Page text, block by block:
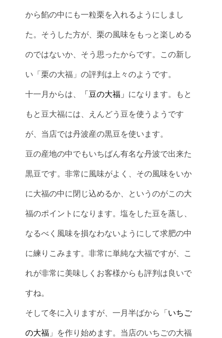
から餡の中にも一粒栗を入れるようにしまし
た。そうした方が、栗の風味をもっと楽しめる
のではないか、そう思ったからです。この新し
い「栗の大福」の評判は上々のようです。
十一月からは、 「豆の大福」 になります。もと
もと豆大福には、えんどう豆を使うようです
が、当店では丹波産の黒豆を使います。
豆の産地の中でもいちばん有名な丹波で出来た
黒豆です。非常に風味がよく、その風味をいか
に大福の中に閉じ込めるか、というのがこの大
福のポイントになります。塩をした豆を蒸し、
なるべく風味を損なわないようにして求肥の中
に練りこみます。非常に単純な大福ですが、こ
れが非常に美味しくお客様からも評判は良いで
すね。
そして冬に入りますが、一月半ばから「 いちご
の大福」を作り始めます。当店のいちごの大福